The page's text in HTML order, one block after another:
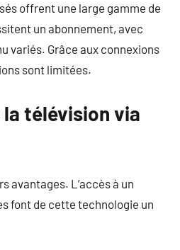
offrent une large gamme de
un abonnement, avec
variés. Grâce aux connexions
sont limitées.
télévision via
avantages. L’accès à un
font de cette technologie un